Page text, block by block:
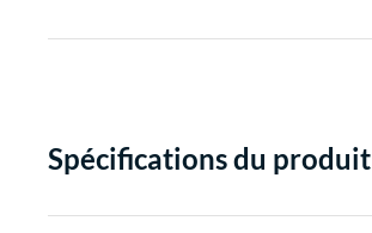
Spécifications du produit